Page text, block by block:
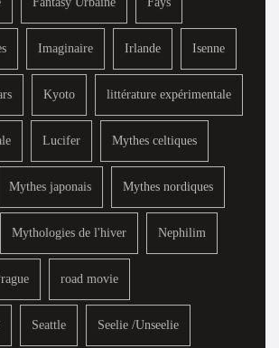
Imaginaire Irlande Isenne
Kyoto littérature expérimentale
Lucifer Mythes celtiques
Mythes japonais Mythes nordiques
Mythologies de l'hiver Nephilim
road movie
Seattle Seelie /Unseelie